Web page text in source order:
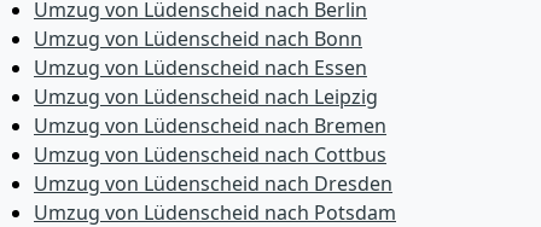
Umzug von Lüdenscheid nach Berlin
Umzug von Lüdenscheid nach Bonn
Umzug von Lüdenscheid nach Essen
Umzug von Lüdenscheid nach Leipzig
Umzug von Lüdenscheid nach Bremen
Umzug von Lüdenscheid nach Cottbus
Umzug von Lüdenscheid nach Dresden
Umzug von Lüdenscheid nach Potsdam